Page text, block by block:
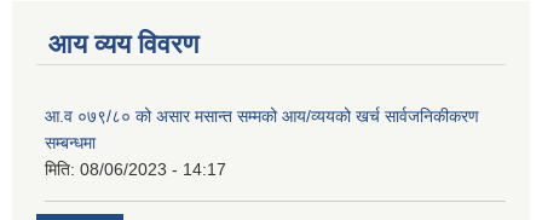
आय व्यय विवरण
आ.व ०७९/८० को असार मसान्त सम्मको आय/व्ययको खर्च सार्वजनिकीकरण
सम्बन्धमा
मिति: 08/06/2023 - 14:17